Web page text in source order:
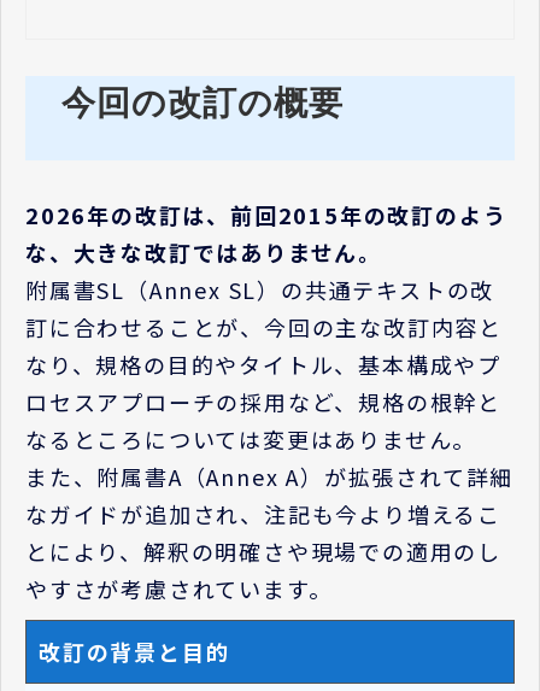
今回の改訂の概要
2026年の改訂は、前回2015年の改訂のよう
な、大きな改訂ではありません。
附属書SL（Annex SL）の共通テキストの改
訂に合わせることが、今回の主な改訂内容と
なり、規格の目的やタイトル、基本構成やプ
ロセスアプローチの採用など、規格の根幹と
なるところについては変更はありません。
また、附属書A（Annex A）が拡張されて詳細
なガイドが追加され、注記も今より増えるこ
とにより、解釈の明確さや現場での適用のし
やすさが考慮されています。
改訂の背景と目的